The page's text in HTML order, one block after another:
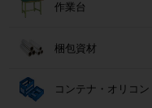
作業台
梱包資材
コンテナ・オリコン